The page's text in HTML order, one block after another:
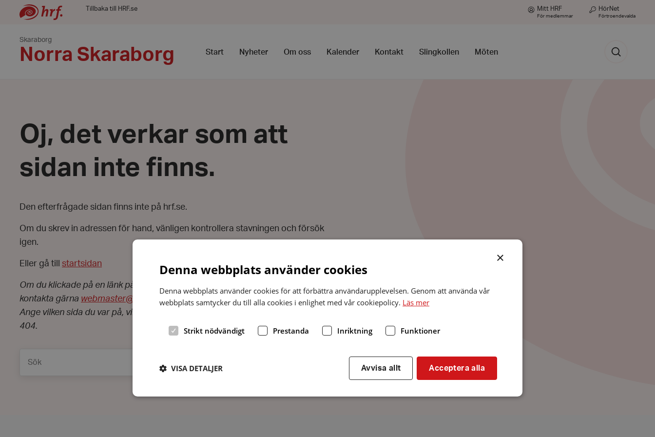
Tillbaka till HRF.se Mitt HRF
För medlemmar
HörNet
Förtroendevalda
Skaraborg
Norra Skaraborg Start Nyheter Om oss Kalender Kontakt Slingkollen Möten
Sök
Oj, det verkar som att
sidan inte finns.
Den efterfrågade sidan finns inte på hrf.se.
Om du skrev in adressen för hand, vänligen kontrollera stavningen och försök
igen.
Eller gå till startsidan
Om du klickade på en länk på webbplatsen och fick upp den här sidan,
kontakta gärna webmaster@hrf.se
Ange vilken sida du var på, vilken länk du klickade på och att du fick felkoden
404.
×
Denna webbplats använder cookies
Denna webbplats använder cookies för att förbättra användarupplevelsen. Genom att använda vår
webbplats samtycker du till alla cookies i enlighet med vår cookiepolicy. Läs mer
Strikt nödvändigt Prestanda Inriktning Funktioner
Acceptera alla
Avvisa allt
VISA DETALJER